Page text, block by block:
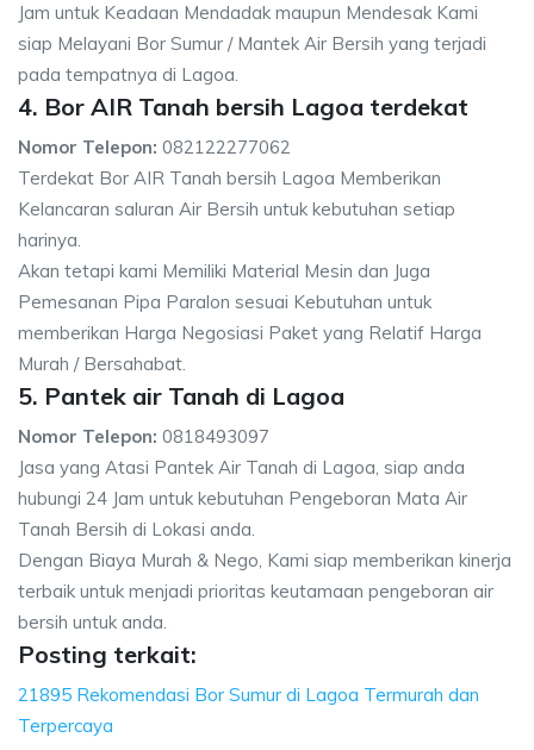
Jam untuk Keadaan Mendadak maupun Mendesak Kami
siap Melayani Bor Sumur / Mantek Air Bersih yang terjadi
pada tempatnya di Lagoa.
4. Bor AIR Tanah bersih Lagoa terdekat
Nomor Telepon: 082122277062
Terdekat Bor AIR Tanah bersih Lagoa Memberikan
Kelancaran saluran Air Bersih untuk kebutuhan setiap
harinya.
Akan tetapi kami Memiliki Material Mesin dan Juga
Pemesanan Pipa Paralon sesuai Kebutuhan untuk
memberikan Harga Negosiasi Paket yang Relatif Harga
Murah / Bersahabat.
5. Pantek air Tanah di Lagoa
Nomor Telepon: 0818493097
Jasa yang Atasi Pantek Air Tanah di Lagoa, siap anda
hubungi 24 Jam untuk kebutuhan Pengeboran Mata Air
Tanah Bersih di Lokasi anda.
Dengan Biaya Murah & Nego, Kami siap memberikan kinerja
terbaik untuk menjadi prioritas keutamaan pengeboran air
bersih untuk anda.
Posting terkait:
21895 Rekomendasi Bor Sumur di Lagoa Termurah dan
Terpercaya